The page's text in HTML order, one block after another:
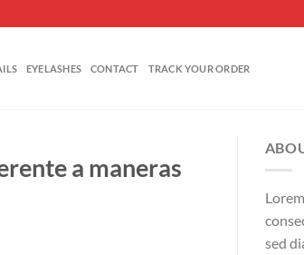
EYELASHES CONTACT TRACK YOUR ORDER
a maneras
sed